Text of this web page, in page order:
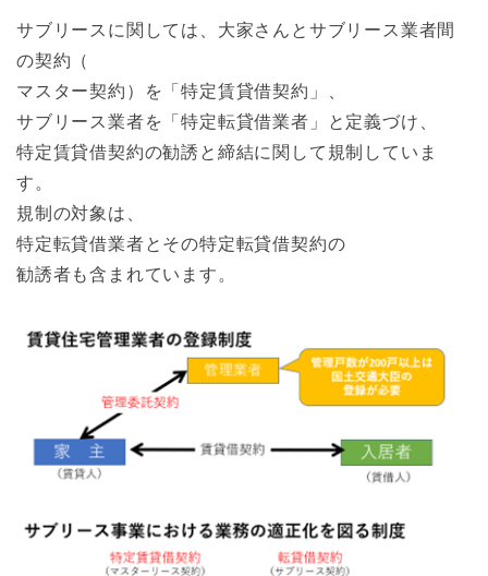
サブリースに関しては、大家さんとサブリース業者間
の契約（
マスター契約）を「特定賃貸借契約」、
サブリース業者を「特定転貸借業者」と定義づけ、
特定賃貸借契約の勧誘と締結に関して規制していま
す。
規制の対象は、
特定転貸借業者とその特定転貸借契約の
勧誘者も含まれています。